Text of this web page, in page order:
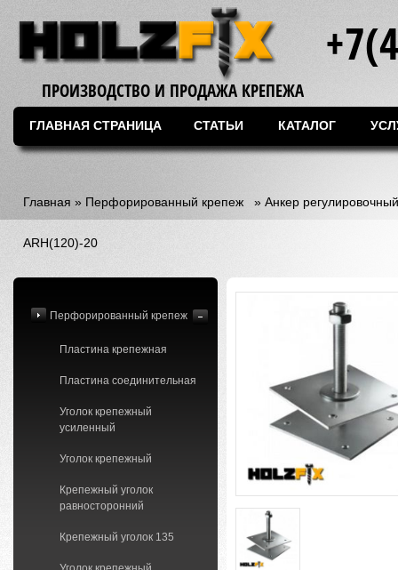
ПРОИЗВОДСТВО И ПРОДАЖА КРЕПЕЖА
ГЛАВНАЯ СТРАНИЦА СТАТЬИ КАТАЛОГ
Главная » Перфорированный крепеж » Анкер
ARH(120)-20
Перфорированный крепеж
Пластина крепежная
Пластина соединительная
Уголок крепежный
усиленный
Уголок крепежный
Крепежный уголок
равносторонний
Крепежный уголок 135